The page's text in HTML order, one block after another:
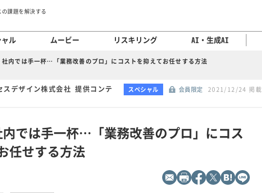
課題を解決する
ル ムービー リスキリング AI・生成AI
社内では手一杯…「業務改善のプロ」にコストを抑えてお任せする方法
スデザイン株式会社 提供コンテ
スペシャル 会員限定 2021/12/24 掲載
では手一杯…「業務改善のプロ」にコス
任せする方法